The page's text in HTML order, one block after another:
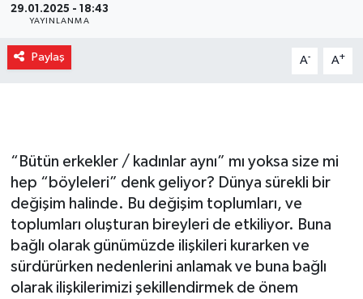
29.01.2025 - 18:43
YAYINLANMA
Paylaş A- A+
“Bütün erkekler / kadınlar aynı” mı yoksa size mi
hep “böyleleri” denk geliyor? Dünya sürekli bir
değişim halinde. Bu değişim toplumları, ve
toplumları oluşturan bireyleri de etkiliyor. Buna
bağlı olarak günümüzde ilişkileri kurarken ve
sürdürürken nedenlerini anlamak ve buna bağlı
olarak ilişkilerimizi şekillendirmek de önem
Dünya
Ekonomi
Gündem
Politika
Spor